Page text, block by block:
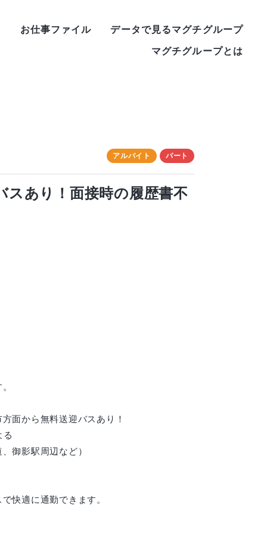
お仕事ファイル データで見るマグチグループ
マグチグループとは
アルバイト パート
あり！面接時の履歴書不
面から無料送迎バスあり！
る
御影駅周辺など）
快適に通勤できます。